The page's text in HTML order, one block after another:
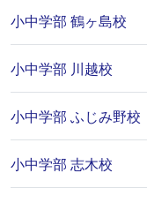
小中学部 鶴ヶ島校
小中学部 川越校
小中学部 ふじみ野校
小中学部 志木校